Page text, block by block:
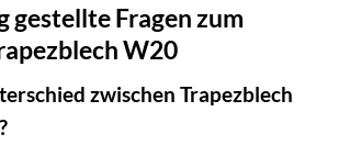
gestellte Fragen zum
W20
zwischen Trapezblech